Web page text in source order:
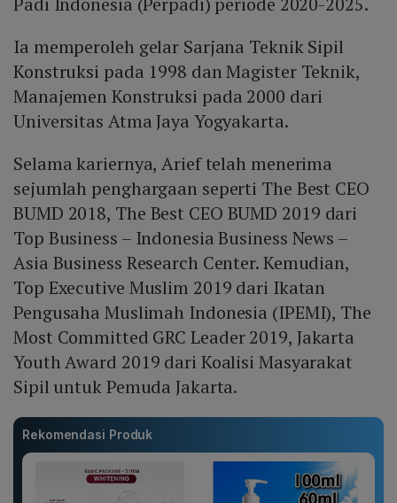
Ia memperoleh gelar Sarjana Teknik Sipil
Konstruksi pada 1998 dan Magister Teknik,
Manajemen Konstruksi pada 2000 dari
Universitas Atma Jaya Yogyakarta.
Selama kariernya, Arief telah menerima
sejumlah penghargaan seperti The Best CEO
BUMD 2018, The Best CEO BUMD 2019 dari
Top Business – Indonesia Business News –
Asia Business Research Center. Kemudian,
Top Executive Muslim 2019 dari Ikatan
Pengusaha Muslimah Indonesia (IPEMI), The
Most Committed GRC Leader 2019, Jakarta
Youth Award 2019 dari Koalisi Masyarakat
Sipil untuk Pemuda Jakarta.
Rekomendasi Produk